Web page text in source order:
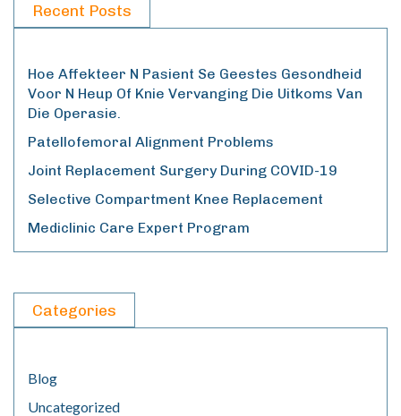
Recent Posts
Hoe Affekteer N Pasient Se Geestes Gesondheid
Voor N Heup Of Knie Vervanging Die Uitkoms Van
Die Operasie.
Patellofemoral Alignment Problems
Joint Replacement Surgery During COVID-19
Selective Compartment Knee Replacement
Mediclinic Care Expert Program
Categories
Blog
Uncategorized